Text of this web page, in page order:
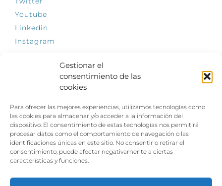
Gestionar el
consentimiento de las
cookies
Para ofrecer las mejores experiencias, utilizamos tecnologías como
las cookies para almacenar y/o acceder a la información del
dispositivo. El consentimiento de estas tecnologías nos permitirá
procesar datos como el comportamiento de navegación o las
identificaciones únicas en este sitio. No consentir o retirar el
consentimiento, puede afectar negativamente a ciertas
características y funciones.
Youtube
Linkedin
Instagram
El empleo, la gran llave para una vida
independiente: Fundación Dfa reclama un
impulso decidido a la inclusión laboral de las
personas con discapacidad
Clown, circo y magia: el Jardín de las Artes
de julio con su segundo “Festival